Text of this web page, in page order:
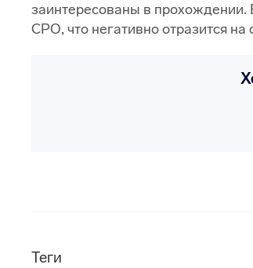
заинтересованы в прохождении.
СРО, что негативно отразится на
Теги